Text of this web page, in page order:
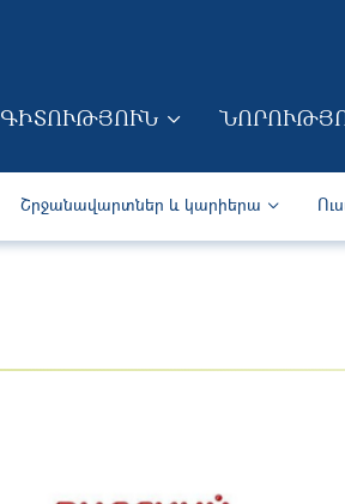
ԳԻՏՈՒԹՅՈՒՆ
Շրջանավարտներ և կարիերա